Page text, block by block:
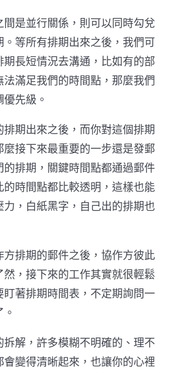
間是並行關係，則可以同時勾兌
。等所有排期出來之後，我們可
期長短情況去溝通，比如有的部
法滿足我們的時間點，那麼我們
先級。
排期出來之後，而你對這個排期
麼接下來最重要的一步還是發郵
的排期，關鍵時間點都通過郵件
的時間點都比較透明，這樣也能
力，白紙黑字，自己出的排期也
方排期的郵件之後，協作方彼此
然，接下來的工作其實就很輕鬆
盯著排期時間表，不定期詢問一
拆解，許多模糊不明確的、理不
會變得清晰起來，也讓你的心裡